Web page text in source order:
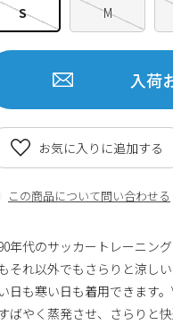
S M
入荷
この商品について問い合わせる
お気に入りに追加する
年代のサッカートレーニン
それ以外でもさらりと涼し
日も寒い日も着用できます
ばやく蒸発させ、さらりと